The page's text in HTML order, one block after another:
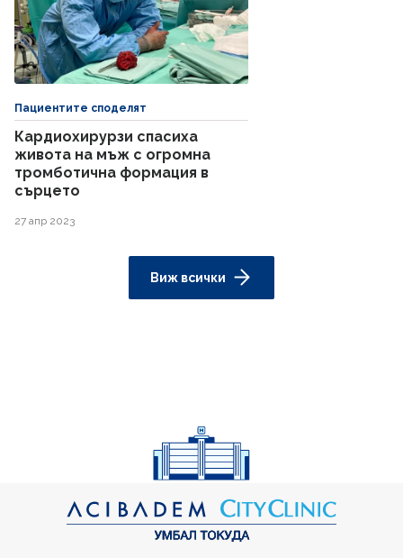
Пациентите споделят
Кардиохирурзи спасиха
живота на мъж с огромна
тромботична формация в
сърцето
27 апр 2023
Виж всички